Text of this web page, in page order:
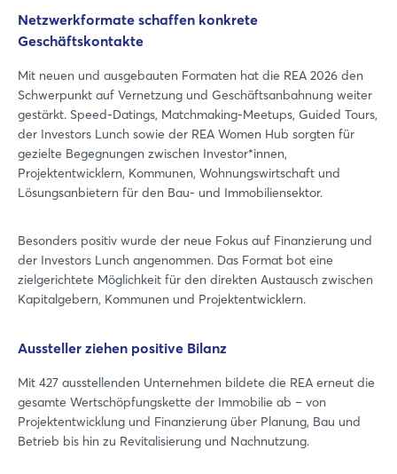
Netzwerkformate schaffen konkrete
Geschäftskontakte
Mit neuen und ausgebauten Formaten hat die REA 2026 den
Schwerpunkt auf Vernetzung und Geschäftsanbahnung weiter
gestärkt. Speed-Datings, Matchmaking-Meetups, Guided Tours,
der Investors Lunch sowie der REA Women Hub sorgten für
gezielte Begegnungen zwischen Investor*innen,
Projektentwicklern, Kommunen, Wohnungswirtschaft und
Lösungsanbietern für den Bau- und Immobiliensektor.
Besonders positiv wurde der neue Fokus auf Finanzierung und
der Investors Lunch angenommen. Das Format bot eine
zielgerichtete Möglichkeit für den direkten Austausch zwischen
Kapitalgebern, Kommunen und Projektentwicklern.
Aussteller ziehen positive Bilanz
Mit 427 ausstellenden Unternehmen bildete die REA erneut die
gesamte Wertschöpfungskette der Immobilie ab – von
Projektentwicklung und Finanzierung über Planung, Bau und
Betrieb bis hin zu Revitalisierung und Nachnutzung.